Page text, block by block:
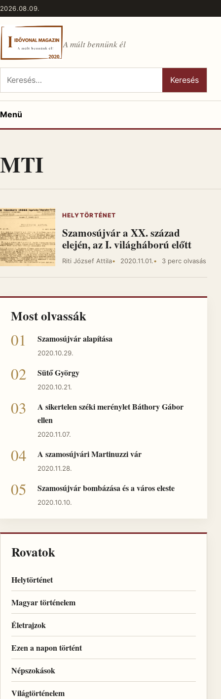
Ugrás a tartalomhoz
2026.08.09.
A múlt bennünk él
Keresés:
Keresés
Menü
MTI
HELYTÖRTÉNET
Szamosújvár a XX. század
elején, az I. világháború előtt
Riti József Attila 2020.11.01. 3 perc olvasás
Most olvassák
Szamosújvár alapítása
2020.10.29.
Sütő György
2020.10.21.
A sikertelen széki merénylet Báthory Gábor
ellen
2020.11.07.
A szamosújvári Martinuzzi vár
2020.11.28.
Szamosújvár bombázása és a város eleste
2020.10.10.
Rovatok
Helytörténet
Magyar történelem
Életrajzok
Ezen a napon történt
Népszokások
Világtörténelem